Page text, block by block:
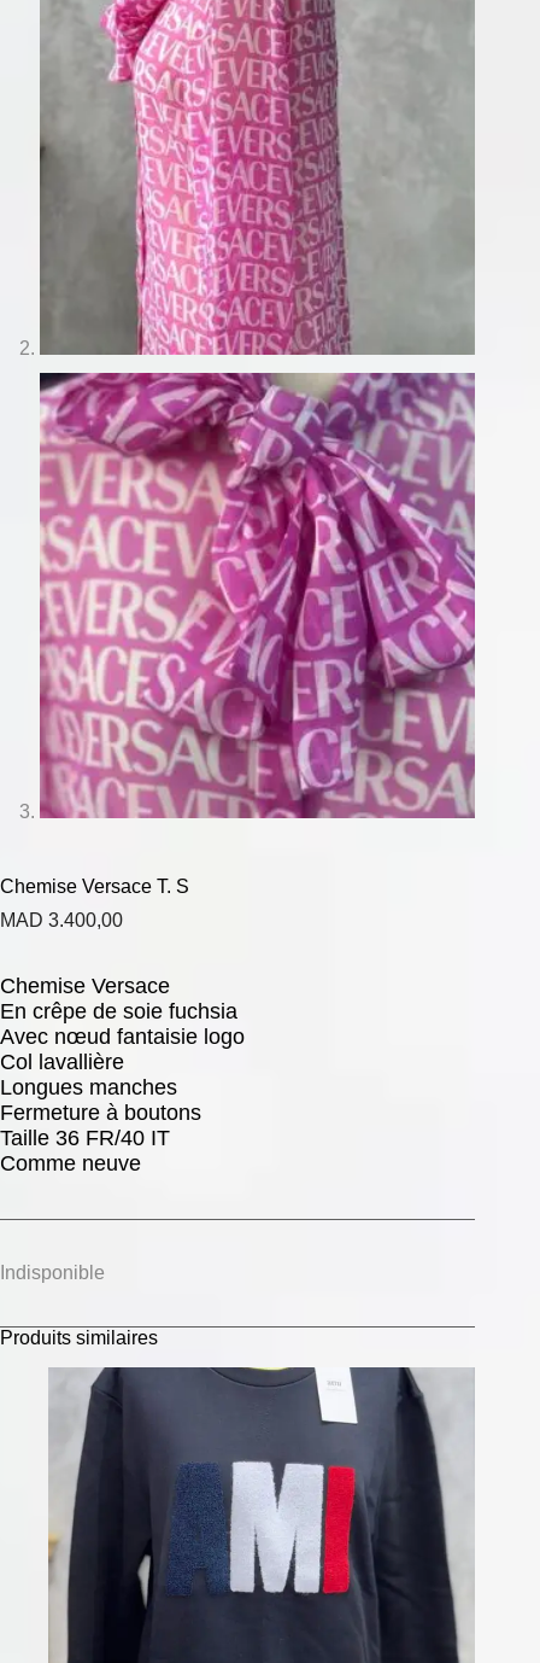
Chemise Versace T. S
MAD 3.400,00
Chemise Versace
En crêpe de soie fuchsia
Avec nœud fantaisie logo
Col lavallière
Longues manches
Fermeture à boutons
Taille 36 FR/40 IT
Comme neuve
Indisponible
Produits similaires